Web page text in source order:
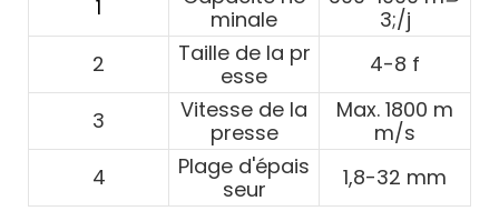
1
minale
3;/j
2
Taille de la pr
esse
4-8 f
3
Vitesse de la
presse
Max. 1800 m
m/s
4
Plage d'épais
seur
1,8-32 mm